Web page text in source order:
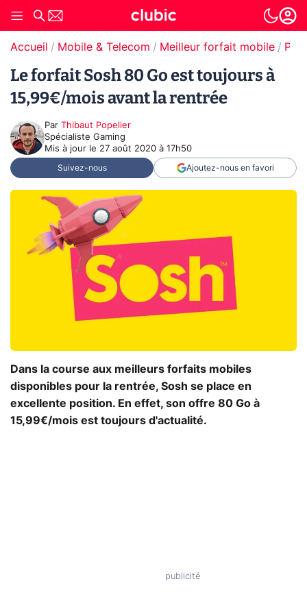
Accueil Mobile & Telecom Meilleur forfait mobile
Le forfait Sosh 80 Go est toujours à
15,99€/mois avant la rentrée
Par Thibaut Popelier
Spécialiste Gaming
Mis à jour le 27 août 2020 à 17h50
Suivez-nous Ajoutez-nous en favori
Dans la course aux meilleurs forfaits mobiles
disponibles pour la rentrée, Sosh se place en
excellente position. En effet, son offre 80 Go à
15,99€/mois est toujours d'actualité.